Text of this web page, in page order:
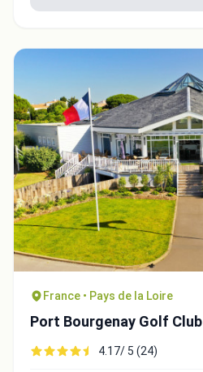
France • Pays de la Loire
Port Bourgenay Golf Club
4.17/ 5 (24)